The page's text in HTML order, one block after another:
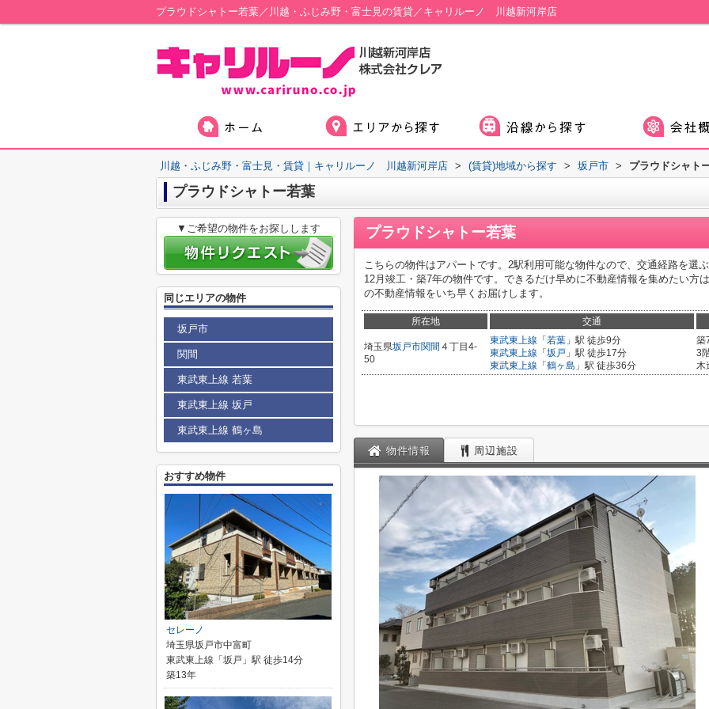
プラウドシャトー若葉／川越・ふじみ野・富士見の賃貸／キャリルーノ 川越新河岸店
川越・ふじみ野・富士見・賃貸｜キャリルーノ 川越新河岸店 > (賃貸)地域から探す > 坂戸市 > プラウドシャト
プラウドシャトー若葉
プラウドシャトー若葉
こちらの物件はアパートです。2駅利用可能な物件なので、交通経路を選
12月竣工・築7年の物件です。できるだけ早めに不動産情報を集めたい方
の不動産情報をいち早くお届けします。
所在地 交通
埼玉県坂戸市関間 ４丁目4-
50
東武東上線 「 若葉 」駅 徒歩9分
東武東上線 「 坂戸 」駅 徒歩17分
東武東上線 「 鶴ヶ島 」駅 徒歩36分
築
3
木
物件情報 周辺施設
▼ご希望の物件をお探しします
同じエリアの物件
坂戸市
関間
東武東上線 若葉
東武東上線 坂戸
東武東上線 鶴ヶ島
おすすめ物件
セレーノ
埼玉県坂戸市中富町
東武東上線「坂戸」駅 徒歩14分
築13年